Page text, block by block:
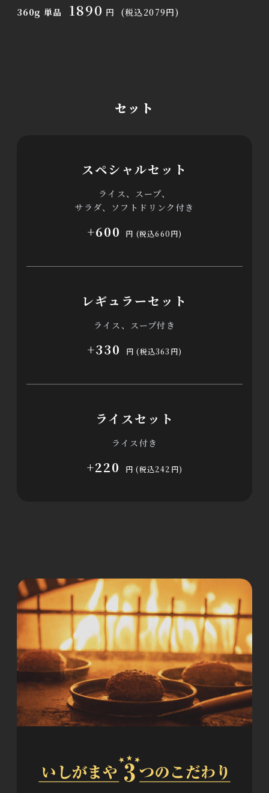
360g 単品 1890 円 (税込2079円)
セット
スペシャルセット
ライス、スープ、
サラダ、ソフトドリンク付き
+600 円 (税込660円)
レギュラーセット
ライス、スープ付き
+330 円 (税込363円)
ライスセット
ライス付き
+220 円 (税込242円)